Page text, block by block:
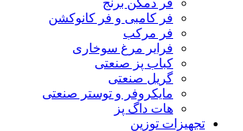
فر دمکن برنج
فر کامبی و فر کانوکشن
فر مرکب
فرایر مرغ سوخاری
کباب پز صنعتی
گریل صنعتی
مایکروفر و توستر صنعتی
هات داگ پز
تجهیزات توزین